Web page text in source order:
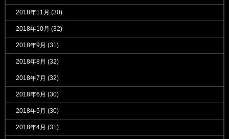
2018年11月 (30)
2018年10月 (32)
2018年9月 (31)
2018年8月 (32)
2018年7月 (32)
2018年6月 (30)
2018年5月 (30)
2018年4月 (31)